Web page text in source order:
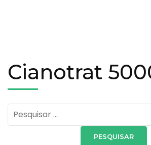
Cianotrat
Pesquisar
por: